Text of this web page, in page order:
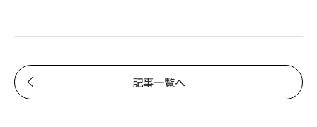
記事一覧へ